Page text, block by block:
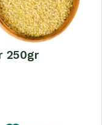
250gr